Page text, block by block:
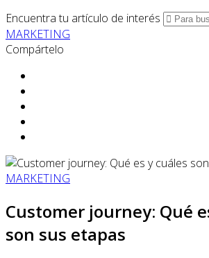
Encuentra tu artículo de interés
MARKETING
Compártelo
MARKETING
Customer journey: Qué
son sus etapas